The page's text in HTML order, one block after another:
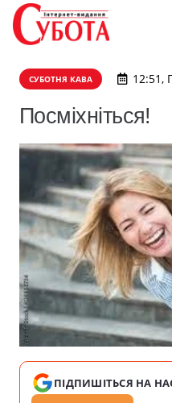
СУБОТНЯ КАВА 12:51,
Посміхніться!
ПІДПИШІТЬСЯ НА НАС